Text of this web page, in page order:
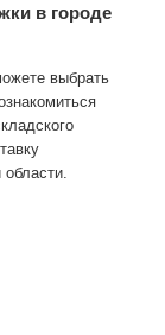
в городе
выбрать